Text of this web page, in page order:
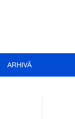
ARHIVĂ